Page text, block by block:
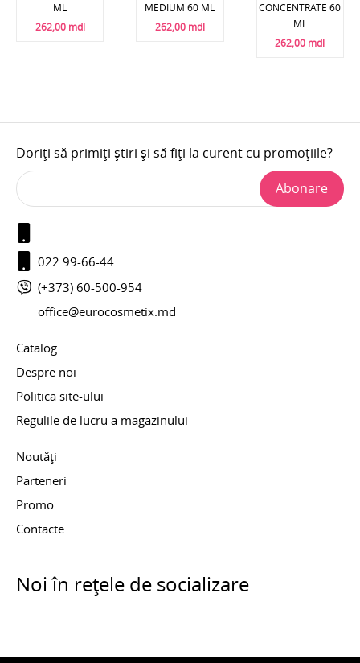
ML
262,00 mdl
MEDIUM 60 ML
262,00 mdl
CONCENTRATE 60
ML
262,00 mdl
Doriți să primiți știri și să fiți la curent cu promoțiile?
Abonare
022 99-66-44
(+373) 60-500-954
office@eurocosmetix.md
Catalog
Despre noi
Politica site-ului
Regulile de lucru a magazinului
Noutăți
Parteneri
Promo
Contacte
Noi în rețele de socializare